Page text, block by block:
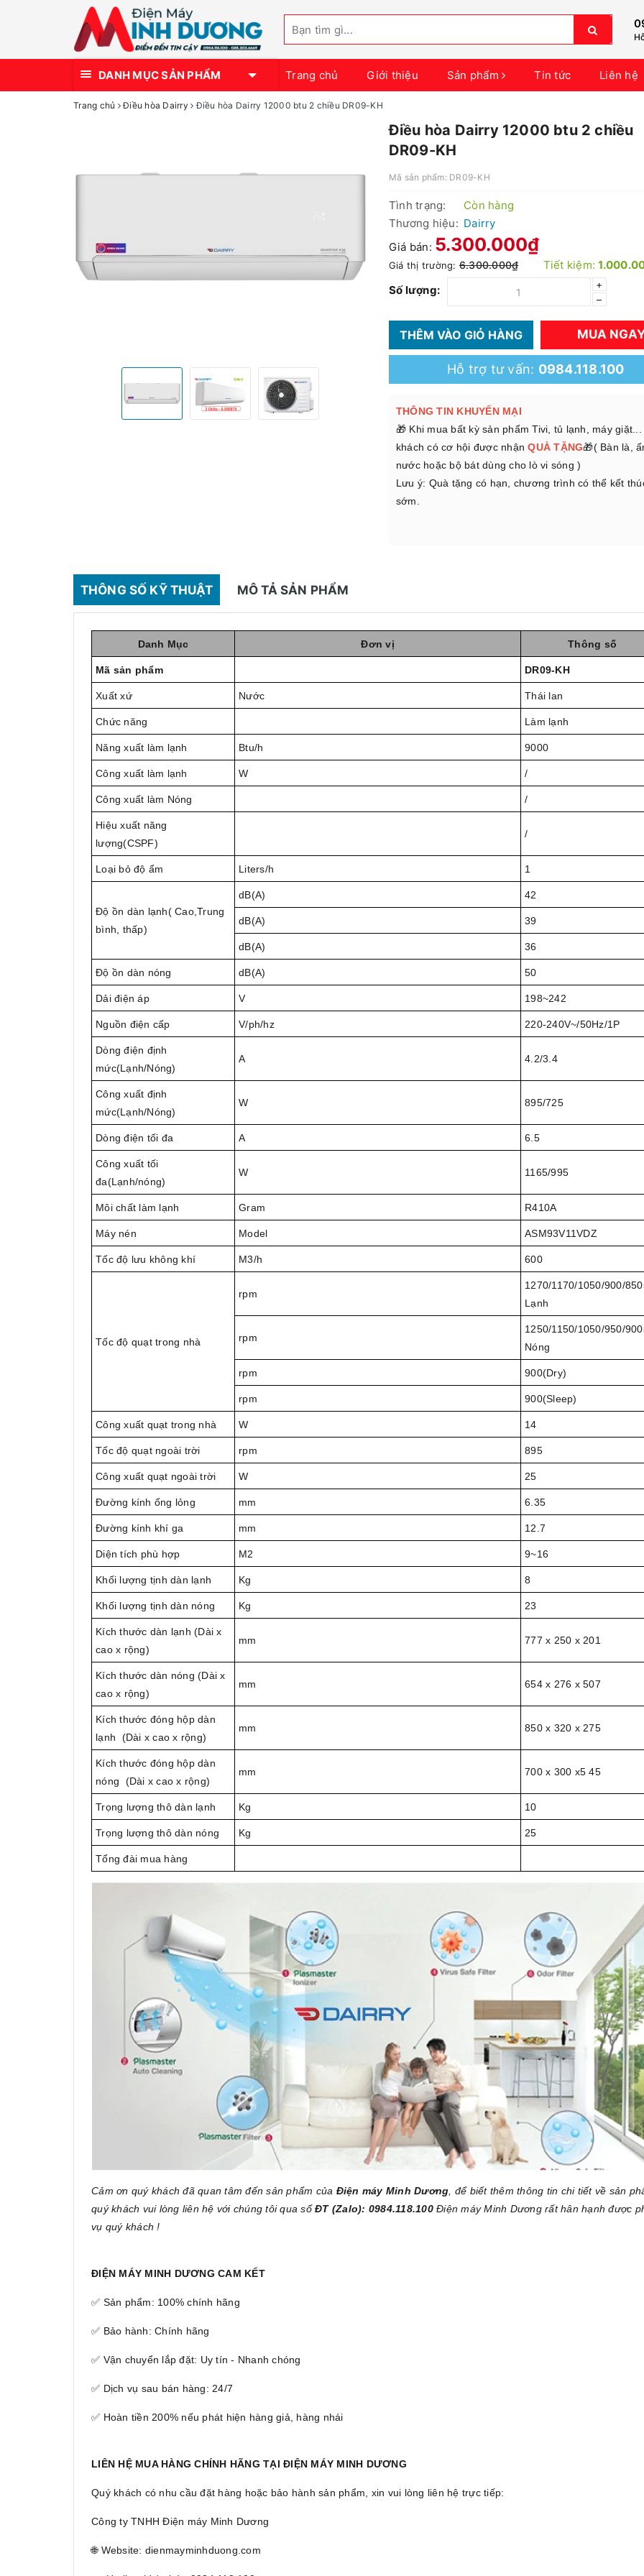
DANH MỤC SẢN PHẨM Trang chủ Giới thiệu Sản phẩm Tin tức Liên hệ
Trang chủ Điều hòa Dairry Điều hòa Dairry 12000 btu 2 chiều DR09-KH
Điều hòa Dairry 12000 btu 2 chiều
DR09-KH
Mã sản phẩm: DR09-KH
Tình trạng:
Còn hàng
Thương hiệu: Dairry
Giá bán: 5.300.000₫
Giá thị trường:6.300.000₫ Tiết kiệm:
Số lượng:
+
–
THÊM VÀO GIỎ HÀNG MUA
Hỗ trợ tư vấn: 0984.118.100
THÔNG TIN KHUYẾN MẠI
🎁 Khi mua bất kỳ sản phẩm Tivi, tủ lạnh, máy giặt...
khách có cơ hội được nhậnQUÀ TẶNG🎁( Bàn là,
nước hoặc bộ bát dùng cho lò vi sóng )
Lưu ý: Quà tặng có hạn, chương trình có thể kết
sớm.
THÔNG SỐ KỸ THUẬT MÔ TẢ SẢN PHẨM
Danh Mục Đơn vị Thông số
Mã sản phẩm DR09-KH
Xuất xứ Nước Thái lan
Chức năng Làm lạnh
Năng xuất làm lạnh Btu/h 9000
Công xuất làm lạnh W /
Công xuất làm Nóng /
Hiệu xuất năng
lượng(CSPF)
/
Loại bỏ độ ẩm Liters/h 1
Độ ồn dàn lạnh( Cao,Trung
bình, thấp)
dB(A) 42
dB(A) 39
dB(A) 36
Độ ồn dàn nóng dB(A) 50
Dải điện áp V 198~242
Nguồn điện cấp V/ph/hz 220-240V~/50Hz/1P
Dòng điện định
mức(Lạnh/Nóng)
A 4.2/3.4
Công xuất định
mức(Lạnh/Nóng)
W 895/725
Dòng điện tối đa A 6.5
Công xuất tối
đa(Lạnh/nóng)
W 1165/995
Môi chất làm lạnh Gram R410A
Máy nén Model ASM93V11VDZ
Tốc độ lưu không khí M3/h 600
Tốc độ quạt trong nhà
rpm
1270/1170/1050/900/
Lạnh
rpm
1250/1150/1050/950/
Nóng
rpm 900(Dry)
rpm 900(Sleep)
Công xuất quạt trong nhà W 14
Tốc độ quạt ngoài trời rpm 895
Công xuất quạt ngoài trời W 25
Đường kính ống lỏng mm 6.35
Đường kính khí ga mm 12.7
Diện tích phù hợp M2 9~16
Khối lượng tịnh dàn lạnh Kg 8
Khối lượng tịnh dàn nóng Kg 23
Kích thước dàn lạnh (Dài x
cao x rộng)
mm 777 x 250 x 201
Kích thước dàn nóng (Dài x
cao x rộng)
mm 654 x 276 x 507
Kích thước đóng hộp dàn
lạnh (Dài x cao x rộng)
mm 850 x 320 x 275
Kích thước đóng hộp dàn
nóng (Dài x cao x rộng)
mm 700 x 300 x5 45
Trọng lượng thô dàn lạnh Kg 10
Trọng lượng thô dàn nóng Kg 25
Tổng đài mua hàng
Cảm ơn quý khách đã quan tâm đến sản phẩm của Điện máy Minh Dương , để biết thêm thông tin chi tiết về sản
quý khách vui lòng liên hệ với chúng tôi qua sốĐT (Zalo): 0984.118.100Điện máy Minh Dương rất hân hạnh được
vụ quý khách !
ĐIỆN MÁY MINH DƯƠNG CAM KẾT
✅ Sản phẩm: 100% chính hãng
✅ Bảo hành: Chính hãng
✅ Vận chuyển lắp đặt: Uy tín - Nhanh chóng
✅ Dịch vụ sau bán hàng: 24/7
✅ Hoàn tiền 200% nếu phát hiện hàng giả, hàng nhái
LIÊN HỆ MUA HÀNG CHÍNH HÃNG TẠI ĐIỆN MÁY MINH DƯƠNG
Quý khách có nhu cầu đặt hàng hoặc bảo hành sản phẩm, xin vui lòng liên hệ trực tiếp:
Công ty TNHH Điện máy Minh Dương
🌐 Website: dienmayminhduong.com